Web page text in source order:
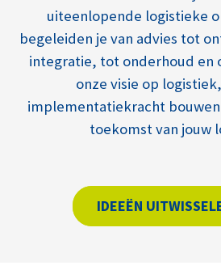
uiteenlopende logistieke
begeleiden je van advies tot
integratie, tot onderhoud en
onze visie op
implementatiekracht bouwen
toekomst van jouw
IDEEËN